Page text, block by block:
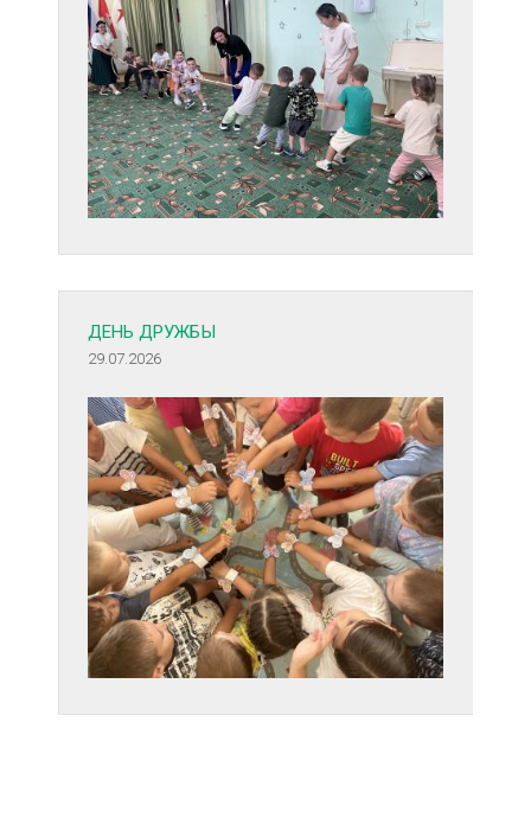
ДЕНЬ ДРУЖБЫ
29.07.2026